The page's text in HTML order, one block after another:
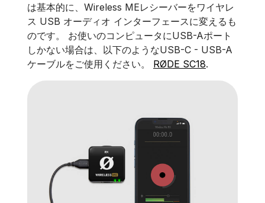
は基本的に、Wireless MEレシーバーをワイヤレ
ス USB オーディオ インターフェースに変えるも
のです。 お使いのコンピュータにUSB-Aポート
しかない場合は、以下のようなUSB-C - USB-A
ケーブルをご使用ください。 RØDE SC18.